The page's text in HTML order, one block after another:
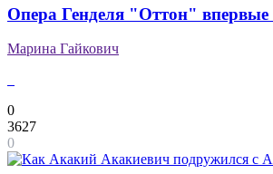
Опера Генделя "Оттон" впервые
Марина Гайкович
0
3627
0